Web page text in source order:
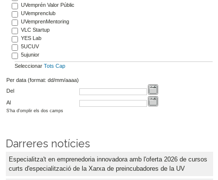
UVemprén Valor Públic
UVemprenclub
UVemprenMentoring
VLC Startup
YES Lab
5UCUV
5ujunior
Seleccionar Tots Cap
Per data (format: dd/mm/aaaa)
Del
Al
S'ha d'omplir els dos camps
Darreres notícies
Especialitza't en emprenedoria innovadora amb l'oferta 2026 de cursos
curts d'especialització de la Xarxa de preincubadores de la UV